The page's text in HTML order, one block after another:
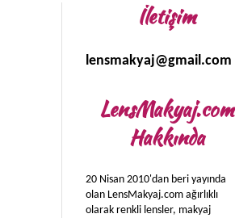
İletişim
lensmakyaj@gmail.com
LensMakyaj.com
Hakkında
20 Nisan 2010'dan beri yayında
olan LensMakyaj.com ağırlıklı
olarak renkli lensler, makyaj